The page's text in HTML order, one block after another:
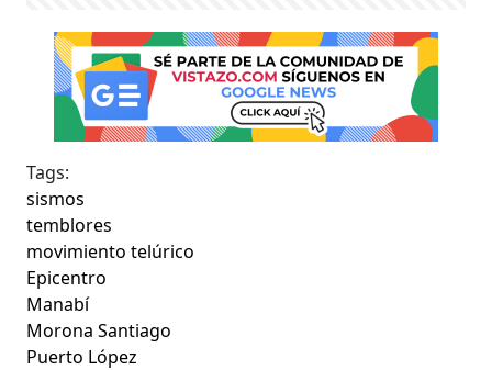
Tags:
sismos
temblores
movimiento telúrico
Epicentro
Manabí
Morona Santiago
Puerto López